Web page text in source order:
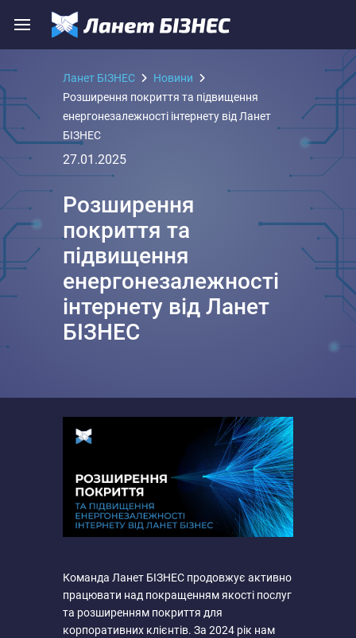
Ланет БІЗНЕС
Новини
Розширення покриття та підвищення
енергонезалежності інтернету від Ланет
БІЗНЕС
27.01.2025
Розширення
покриття та
підвищення
енергонезалежності
інтернету від Ланет
БІЗНЕС
Команда Ланет БІЗНЕС продовжує активно
працювати над покращенням якості послуг
та розширенням покриття для
корпоративних клієнтів. За 2024 рік нам